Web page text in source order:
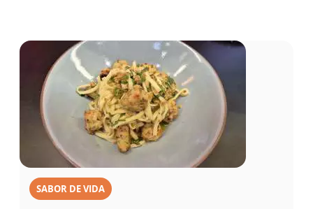
SABOR DE VIDA